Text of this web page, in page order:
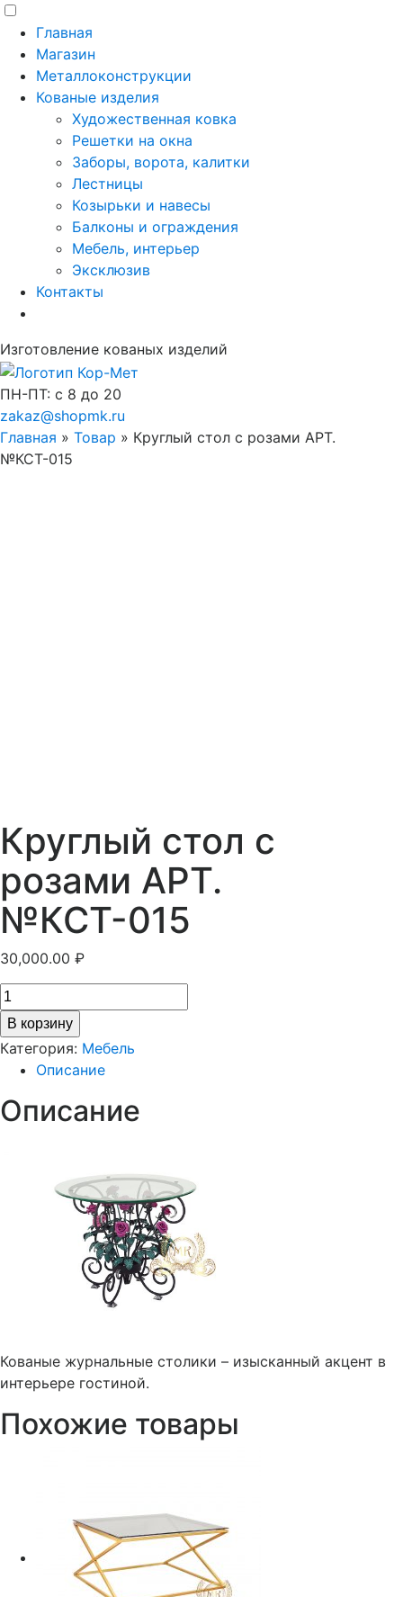
Главная
Магазин
Металлоконструкции
Кованые изделия
Художественная ковка
Решетки на окна
Заборы, ворота, калитки
Лестницы
Козырьки и навесы
Балконы и ограждения
Мебель, интерьер
Эксклюзив
Контакты
Изготовление кованых изделий
ПН-ПТ: с 8 до 20
zakaz@shopmk.ru
Главная » Товар » Круглый стол с розами АРТ.
№КСТ-015
Круглый стол с
розами АРТ.
№КСТ-015
30,000.00 ₽
В корзину
Категория: Мебель
Описание
Описание
Кованые журнальные столики – изысканный акцент в
интерьере гостиной.
Похожие товары